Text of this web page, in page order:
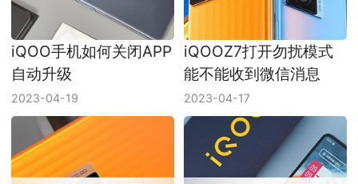
iQOO手机如何关闭APP
自动升级
2023-04-19
iQOOZ7打开勿扰模式
能不能收到微信消息
2023-04-17